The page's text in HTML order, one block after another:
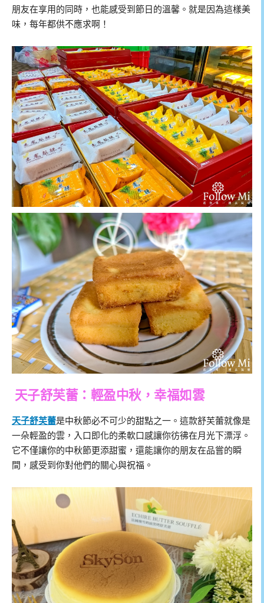
朋友在享用的同時，也能感受到節日的溫馨。就是因為這樣美
味，每年都供不應求啊！
天子舒芙蕾：輕盈中秋，幸福如雲
天子舒芙蕾是中秋節必不可少的甜點之一。這款舒芙蕾就像是
一朵輕盈的雲，入口即化的柔軟口感讓你彷彿在月光下漂浮。
它不僅讓你的中秋節更添甜蜜，還能讓你的朋友在品嘗的瞬
間，感受到你對他們的關心與祝福。